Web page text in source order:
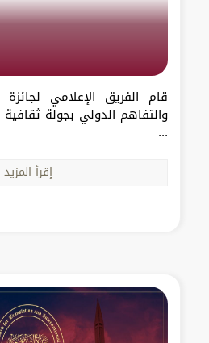
قام الفريق الإعلامي
والتفاهم الدولي بجولة
...
إقرأ المزيد